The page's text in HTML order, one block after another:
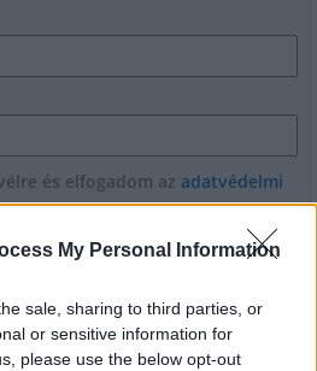
My Personal Information
sale, sharing to third parties, or
or sensitive information for
please use the below opt-out
és elfogadom az adatvédelmi